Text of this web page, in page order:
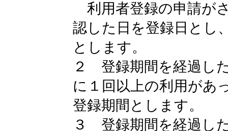
利用者登録の申請が
認した日を登録日とし
とします。
２ 登録期間を経過し
に１回以上の利用があ
登録期間とします。
３ 登録期間を経過し